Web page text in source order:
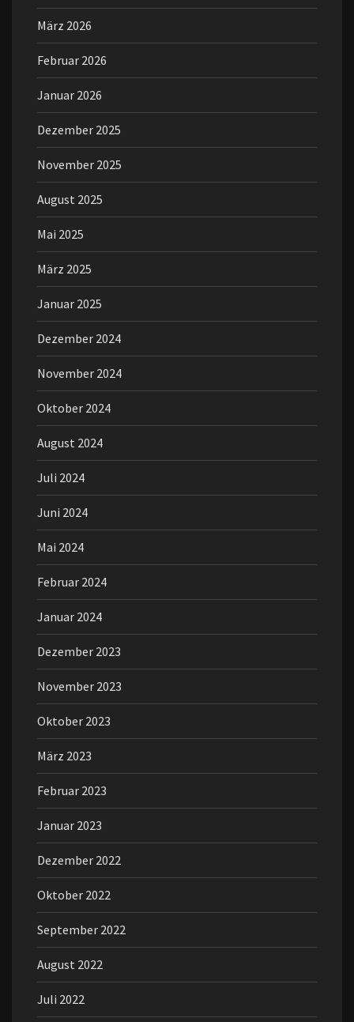
März 2026
Februar 2026
Januar 2026
Dezember 2025
November 2025
August 2025
Mai 2025
März 2025
Januar 2025
Dezember 2024
November 2024
Oktober 2024
August 2024
Juli 2024
Juni 2024
Mai 2024
Februar 2024
Januar 2024
Dezember 2023
November 2023
Oktober 2023
März 2023
Februar 2023
Januar 2023
Dezember 2022
Oktober 2022
September 2022
August 2022
Juli 2022